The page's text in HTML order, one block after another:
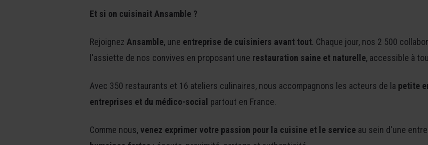
Et si on cuisinait Ansamble ?
Rejoignez Ansamble, une entreprise de cuisiniers avant tout. Chaque jour, nos 2 500
l'assiette de nos convives en proposant une restauration saine et naturelle, accessible à
Avec 350 restaurants et 16 ateliers culinaires, nous accompagnons les acteurs de la petite
entreprises et du médico-social partout en France.
Comme nous, venez exprimer votre passion pour la cuisine et le service au sein d'une